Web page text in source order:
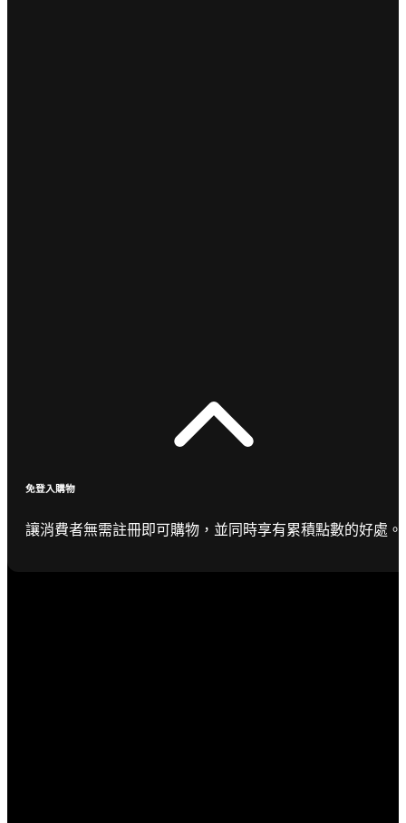
免登入購物
讓消費者無需註冊即可購物，並同時享有累積點數的好處。